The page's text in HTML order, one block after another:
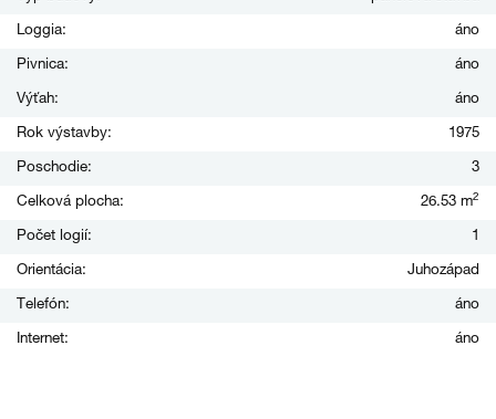
Loggia: áno
Pivnica: áno
Výťah: áno
Rok výstavby: 1975
Poschodie: 3
Celková plocha: 26.53 m2
Počet logií: 1
Orientácia: Juhozápad
Telefón: áno
Internet: áno